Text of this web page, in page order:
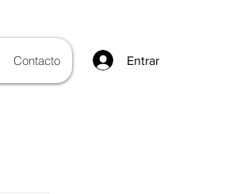
Contacto Entrar